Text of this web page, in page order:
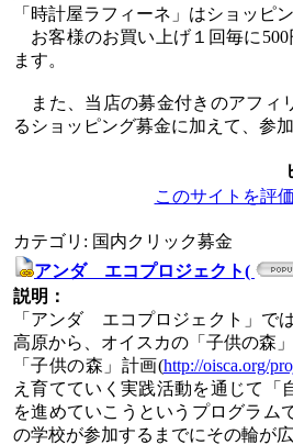
「時計屋ラフィーネ」はショッピ
お客様のお買い上げ１回毎に
ます。
また、当店の募金付きのアフィ
るショッピング募金に加えて、参
このサイトを評
カテゴリ: 国内クリック募金
アンダ エコプロジェクト(
説明：
「アンダ エコプロジェクト」で
高原から、オイスカの「子供の森
「子供の森」計画(http://oisca.org/
え育てていく実践活動を通じて
を進めていこうというプログラム
の学校が参加するまでにその輪が